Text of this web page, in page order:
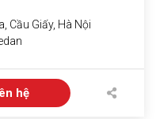
Cầu Giấy, Hà Nội
hệ